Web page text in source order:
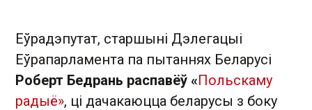
Еўрадэпутат, старшыні Дэлегацыі
Еўрапарламента па пытаннях Беларусі
Роберт Бедрань распавёў «Польскаму
радыё», ці дачакаюцца беларусы з боку